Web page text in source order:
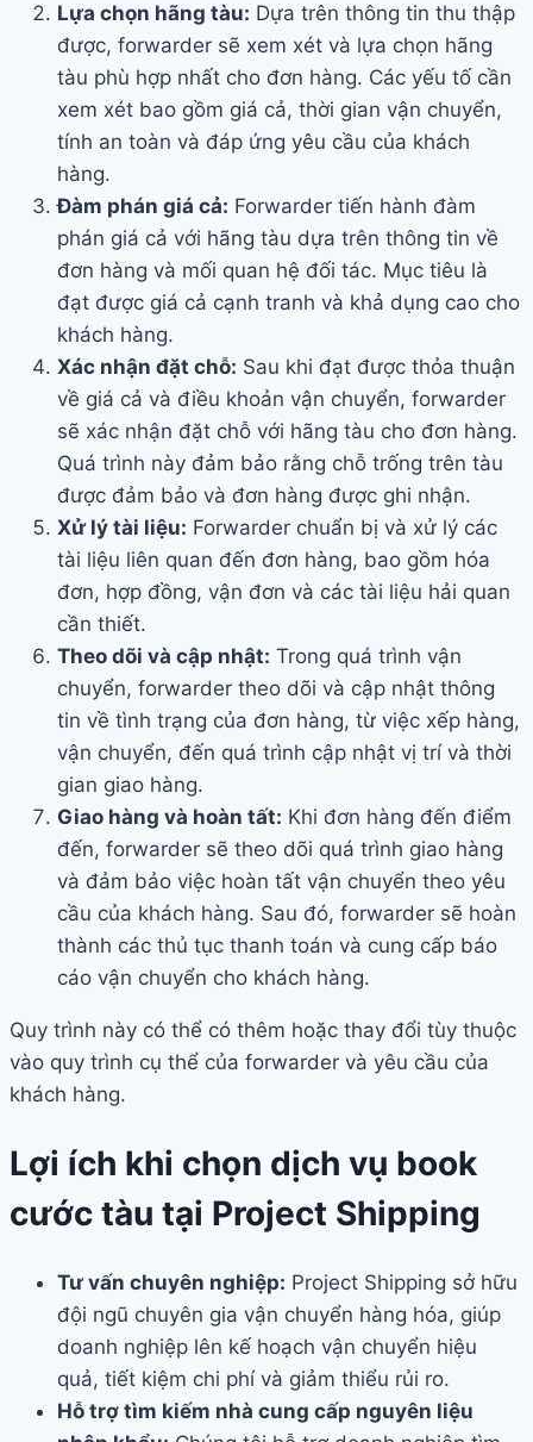
Lựa chọn hãng tàu: Dựa trên thông tin thu thập
được, forwarder sẽ xem xét và lựa chọn hãng
tàu phù hợp nhất cho đơn hàng. Các yếu tố cần
xem xét bao gồm giá cả, thời gian vận chuyển,
tính an toàn và đáp ứng yêu cầu của khách
hàng.
Đàm phán giá cả: Forwarder tiến hành đàm
phán giá cả với hãng tàu dựa trên thông tin về
đơn hàng và mối quan hệ đối tác. Mục tiêu là
đạt được giá cả cạnh tranh và khả dụng cao cho
khách hàng.
Xác nhận đặt chỗ: Sau khi đạt được thỏa thuận
về giá cả và điều khoản vận chuyển, forwarder
sẽ xác nhận đặt chỗ với hãng tàu cho đơn hàng.
Quá trình này đảm bảo rằng chỗ trống trên tàu
được đảm bảo và đơn hàng được ghi nhận.
Xử lý tài liệu: Forwarder chuẩn bị và xử lý các
tài liệu liên quan đến đơn hàng, bao gồm hóa
đơn, hợp đồng, vận đơn và các tài liệu hải quan
cần thiết.
Theo dõi và cập nhật: Trong quá trình vận
chuyển, forwarder theo dõi và cập nhật thông
tin về tình trạng của đơn hàng, từ việc xếp hàng,
vận chuyển, đến quá trình cập nhật vị trí và thời
gian giao hàng.
Giao hàng và hoàn tất: Khi đơn hàng đến điểm
đến, forwarder sẽ theo dõi quá trình giao hàng
và đảm bảo việc hoàn tất vận chuyển theo yêu
cầu của khách hàng. Sau đó, forwarder sẽ hoàn
thành các thủ tục thanh toán và cung cấp báo
cáo vận chuyển cho khách hàng.
Quy trình này có thể có thêm hoặc thay đổi tùy thuộc
vào quy trình cụ thể của forwarder và yêu cầu của
khách hàng.
Lợi ích khi chọn dịch vụ book
cước tàu tại Project Shipping
Tư vấn chuyên nghiệp: Project Shipping sở hữu
đội ngũ chuyên gia vận chuyển hàng hóa, giúp
doanh nghiệp lên kế hoạch vận chuyển hiệu
quả, tiết kiệm chi phí và giảm thiểu rủi ro.
Hỗ trợ tìm kiếm nhà cung cấp nguyên liệu